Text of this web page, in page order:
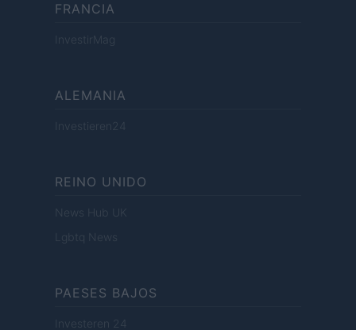
FRANCIA
InvestirMag
ALEMANIA
Investieren24
REINO UNIDO
News Hub UK
Lgbtq News
PAESES BAJOS
Investeren 24